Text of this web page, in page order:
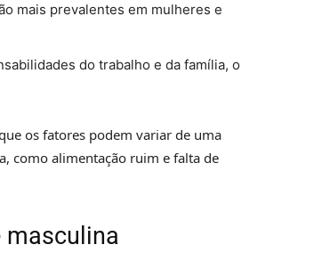
mais prevalentes em mulheres e
do trabalho e da família, o
os fatores podem variar de uma
como alimentação ruim e falta de
masculina